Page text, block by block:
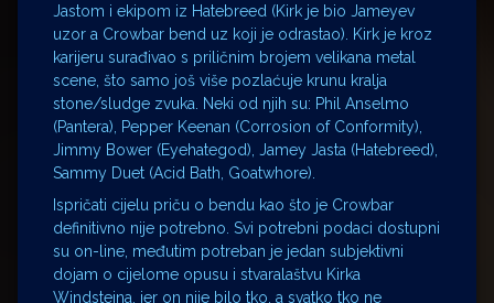
Jastom i ekipom iz Hatebreed (Kirk je bio Jameyev
uzor a Crowbar bend uz koji je odrastao). Kirk je kroz
karijeru surađivao s priličnim brojem velikana metal
scene, što samo još više pozlaćuje krunu kralja
stone/sludge zvuka. Neki od njih su: Phil Anselmo
(Pantera), Pepper Keenan (Corrosion of Conformity),
Jimmy Bower (Eyehategod), Jamey Jasta (Hatebreed),
Sammy Duet (Acid Bath, Goatwhore).
Ispričati cijelu priču o bendu kao što je Crowbar
definitivno nije potrebno. Svi potrebni podaci dostupni
su on-line, međutim potreban je jedan subjektivni
dojam o cijelome opusu i stvaralaštvu Kirka
Windsteina, jer on nije bilo tko, a svatko tko ne